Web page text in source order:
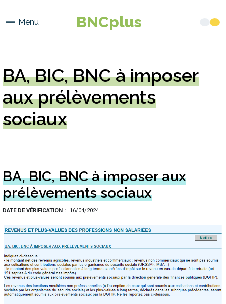
principal
Menu BNCplus
BA,BIC, BNC à imposer
aux prélèvements
sociaux
BA, BIC, BNC à imposer aux
prélèvements sociaux
DATE DE VÉRIFICATION 16/04/2024